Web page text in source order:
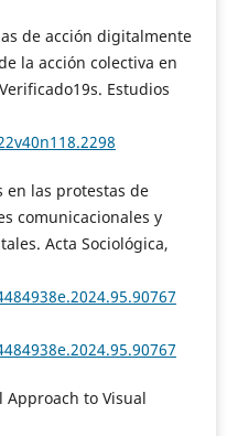
de acción digitalmente
la acción colectiva en
Estudios
en las protestas de
comunicacionales y
Acta Sociológica,
Approach to Visual